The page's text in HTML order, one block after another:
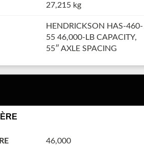
27,215 kg
HENDRICKSON HAS-460-
55 46,000-LB CAPACITY,
55″ AXLE SPACING
46,000